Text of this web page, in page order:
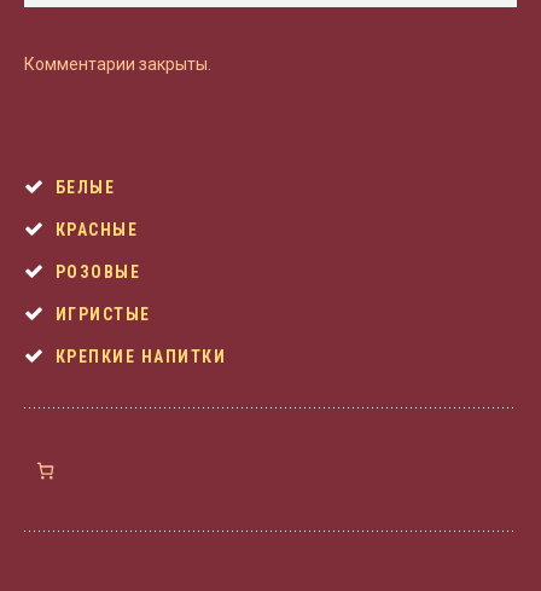
Комментарии закрыты.
БЕЛЫЕ
КРАСНЫЕ
РОЗОВЫЕ
ИГРИСТЫЕ
КРЕПКИЕ НАПИТКИ